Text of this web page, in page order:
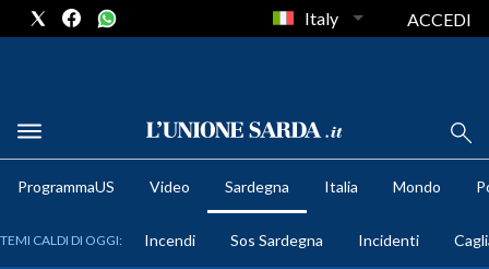
METEO
Italy ACCEDI
ProgrammaUS Video Sardegna Italia Mondo
TEMI CALDI DI OGGI: Incendi Sos Sardegna Incidenti